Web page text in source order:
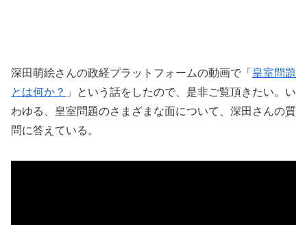
深田萌絵さんの政経プラットフォームの動画で「 皇室問題
とは何か？ 」という話をしたので、是非ご覧頂きたい。い
わゆる、皇室問題のさまざまな面について、深田さんの質
問に答えている。